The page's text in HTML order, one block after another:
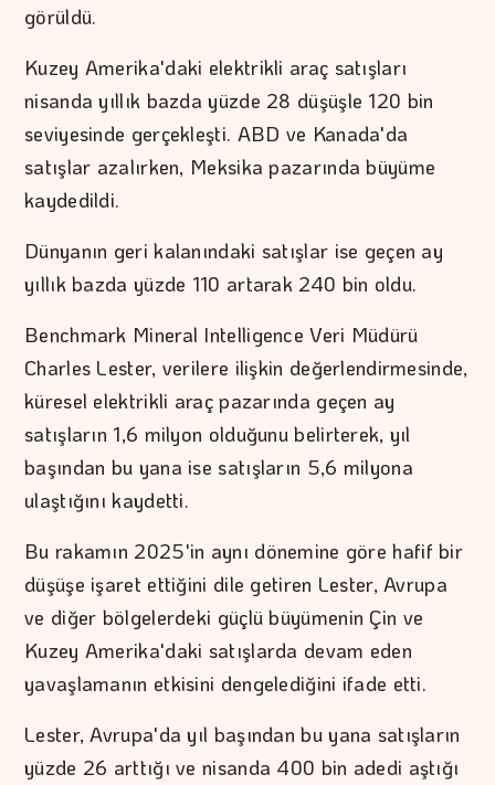
görüldü.
Kuzey Amerika'daki elektrikli araç satışları
nisanda yıllık bazda yüzde 28 düşüşle 120 bin
seviyesinde gerçekleşti. ABD ve Kanada'da
satışlar azalırken, Meksika pazarında büyüme
kaydedildi.
Dünyanın geri kalanındaki satışlar ise geçen ay
yıllık bazda yüzde 110 artarak 240 bin oldu.
Benchmark Mineral Intelligence Veri Müdürü
Charles Lester, verilere ilişkin değerlendirmesinde,
küresel elektrikli araç pazarında geçen ay
satışların 1,6 milyon olduğunu belirterek, yıl
başından bu yana ise satışların 5,6 milyona
ulaştığını kaydetti.
Bu rakamın 2025'in aynı dönemine göre hafif bir
düşüşe işaret ettiğini dile getiren Lester, Avrupa
ve diğer bölgelerdeki güçlü büyümenin Çin ve
Kuzey Amerika'daki satışlarda devam eden
yavaşlamanın etkisini dengelediğini ifade etti.
Lester, Avrupa'da yıl başından bu yana satışların
yüzde 26 arttığı ve nisanda 400 bin adedi aştığı